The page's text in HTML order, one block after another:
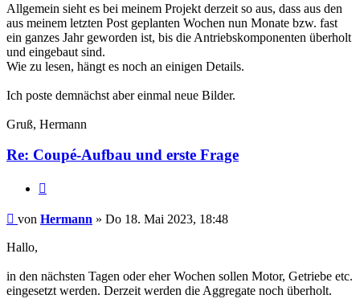
Allgemein sieht es bei meinem Projekt derzeit so aus, dass aus den
aus meinem letzten Post geplanten Wochen nun Monate bzw. fast
ein ganzes Jahr geworden ist, bis die Antriebskomponenten überholt
und eingebaut sind.
Wie zu lesen, hängt es noch an einigen Details.
Ich poste demnächst aber einmal neue Bilder.
Gruß, Hermann
Re: Coupé-Aufbau und erste Frage
von Hermann » Do 18. Mai 2023, 18:48
Hallo,
in den nächsten Tagen oder eher Wochen sollen Motor, Getriebe etc.
eingesetzt werden. Derzeit werden die Aggregate noch überholt.